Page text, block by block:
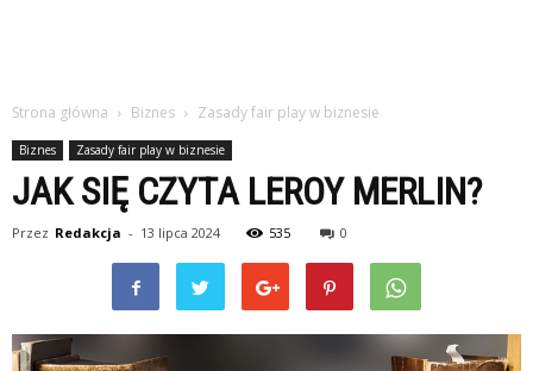
Strona główna Biznes Zasady fair play w biznesie
Biznes Zasady fair play w biznesie
JAK SIĘ CZYTA LEROY MERLIN?
Przez Redakcja - 13 lipca 2024 535 0